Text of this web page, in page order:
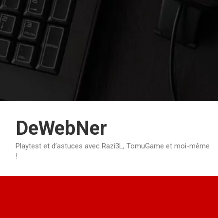
Aller
au
contenu
DeWebNer
Playtest et d’astuces avec Razi3L, TomuGame et moi-même
!